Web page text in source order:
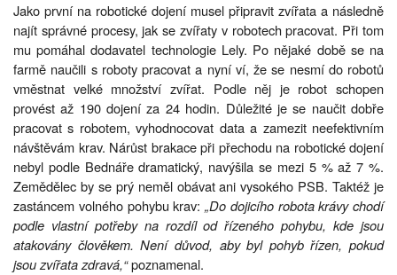
Jako první na robotické dojení musel připravit zvířata a následně
najít správné procesy, jak se zvířaty v robotech pracovat. Při tom
mu pomáhal dodavatel technologie Lely. Po nějaké době se na
farmě naučili s roboty pracovat a nyní ví, že se nesmí do robotů
vměstnat velké množství zvířat. Podle něj je robot schopen
provést až 190 dojení za 24 hodin. Důležité je se naučit dobře
pracovat s robotem, vyhodnocovat data a zamezit neefektivním
návštěvám krav. Nárůst brakace při přechodu na robotické dojení
nebyl podle Bednáře dramatický, navýšila se mezi 5 % až 7 %.
Zemědělec by se prý neměl obávat ani vysokého PSB. Taktéž je
zastáncem volného pohybu krav: „Do dojicího robota krávy chodí
podle vlastní potřeby na rozdíl od řízeného pohybu, kde jsou
atakovány člověkem. Není důvod, aby byl pohyb řízen, pokud
jsou zvířata zdravá,“poznamenal.